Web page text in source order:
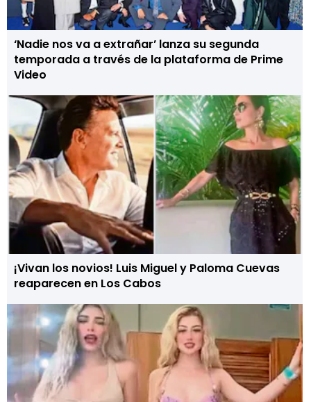
‘Nadie nos va a extrañar’ lanza su segunda
temporada a través de la plataforma de Prime
Video
¡Vivan los novios! Luis Miguel y Paloma Cuevas
reaparecen en Los Cabos